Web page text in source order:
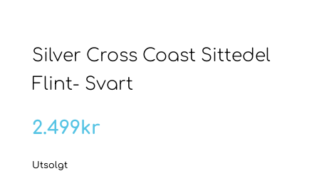
Silver Cross Coast Sittedel
Flint- Svart
2.499kr
Utsolgt